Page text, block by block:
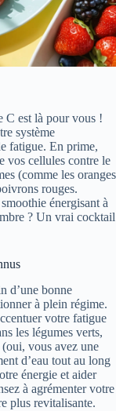
C est là pour vous !
système
fatigue. En prime,
vos cellules contre le
(comme les oranges
rouges.
énergisant à
? Un vrai cocktail
d’une bonne
à plein régime.
votre fatigue
les légumes verts,
vous avez une
d’eau tout au long
énergie et aider
à agrémenter votre
plus revitalisante.